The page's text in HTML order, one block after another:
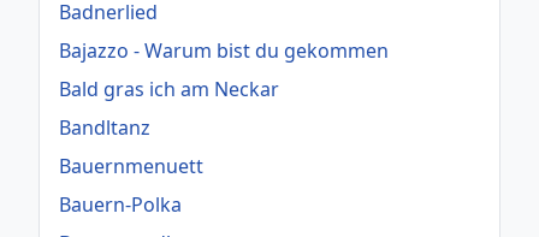
Badnerlied
Bajazzo - Warum bist du gekommen
Bald gras ich am Neckar
Bandltanz
Bauernmenuett
Bauern-Polka